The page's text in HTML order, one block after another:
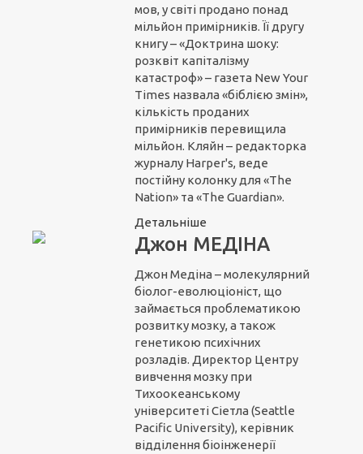
мов, у світі продано понад
мільйон примірників. Її другу
книгу – «Доктрина шоку:
розквіт капіталізму
катастроф» – газета New Your
Times назвала «біблією змін»,
кількість проданих
примірників перевищила
мільйон. Кляйн – редакторка
журналу Harper's, веде
постійну колонку для «The
Nation» та «The Guardian».
Детальніше
Джон МЕДІНА
Джон Медіна – молекулярний
біолог-еволюціоніст, що
займається проблематикою
розвитку мозку, а також
генетикою психічних
розладів. Директор Центру
вивчення мозку при
Тихоокеанському
університеті Сіетла (Seattle
Pacific University), керівник
відділення біоінженерії